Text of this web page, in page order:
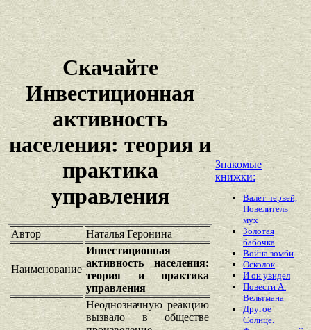
Скачайте
Инвестиционная
активность
населения: теория и
практика
управления
Автор Наталья Геронина
Наименование
Инвестиционная
активность населения:
теория и практика
управления
Неоднозначную реакцию
вызвало в обществе
Знакомые
книжки:
Валет червей,
Повелитель
мух
Золотая
бабочка
Война зомби
Осколок
И он увидел
Повести А.
Вельтмана
Другое
Солнце.